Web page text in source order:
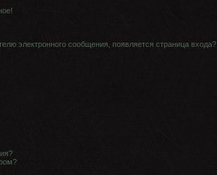
электронного сообщения, появляется страница входа?